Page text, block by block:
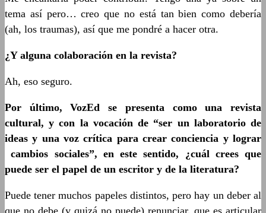
tema así pero… creo que no está tan bien como debería
(ah, los traumas), así que me pondré a hacer otra.
¿Y alguna colaboración en la revista?
Ah, eso seguro.
Por último, VozEd se presenta como una revista
cultural, y con la vocación de “ser un laboratorio de
ideas y una voz crítica para crear conciencia y lograr
cambios sociales”, en este sentido, ¿cuál crees que
puede ser el papel de un escritor y de la literatura?
Puede tener muchos papeles distintos, pero hay un deber al
que no debe (y quizá no puede) renunciar, que es articular